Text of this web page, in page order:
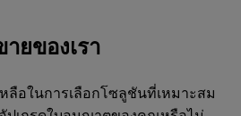
ยของเรา
ลือในการเลือกโซลูชันที่เหมาะสม